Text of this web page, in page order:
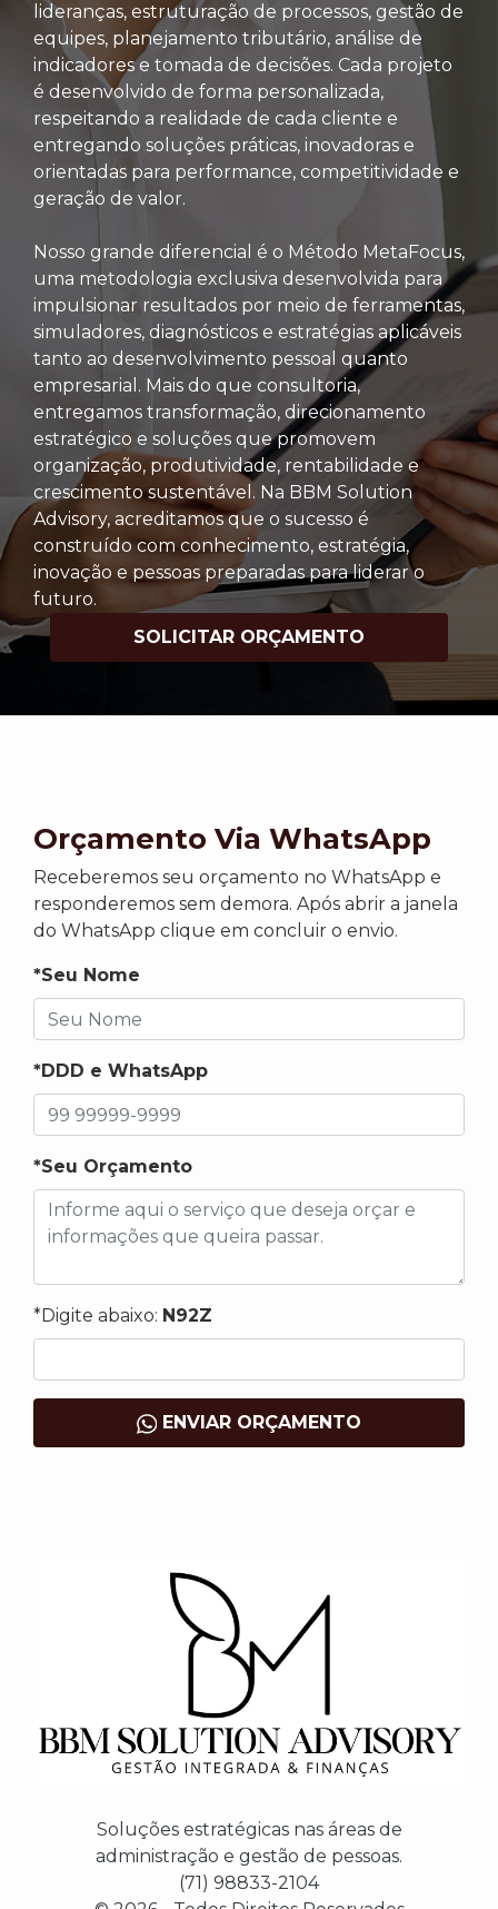
lideranças, estruturação de processos, gestão de
equipes, planejamento tributário, análise de
indicadores e tomada de decisões. Cada projeto
é desenvolvido de forma personalizada,
respeitando a realidade de cada cliente e
entregando soluções práticas, inovadoras e
orientadas para performance, competitividade e
geração de valor.
Nosso grande diferencial é o Método MetaFocus,
uma metodologia exclusiva desenvolvida para
impulsionar resultados por meio de ferramentas,
simuladores, diagnósticos e estratégias aplicáveis
tanto ao desenvolvimento pessoal quanto
empresarial. Mais do que consultoria,
entregamos transformação, direcionamento
estratégico e soluções que promovem
organização, produtividade, rentabilidade e
crescimento sustentável. Na BBM Solution
Advisory, acreditamos que o sucesso é
construído com conhecimento, estratégia,
inovação e pessoas preparadas para liderar o
futuro.
SOLICITAR ORÇAMENTO
Orçamento Via WhatsApp
Receberemos seu orçamento no WhatsApp e
responderemos sem demora. Após abrir a janela
do WhatsApp clique em concluir o envio.
*Seu Nome
*DDD e WhatsApp
*Seu Orçamento
*Digite abaixo: N92Z
ENVIAR ORÇAMENTO
Soluções estratégicas nas áreas de
administração e gestão de pessoas.
(71) 98833-2104